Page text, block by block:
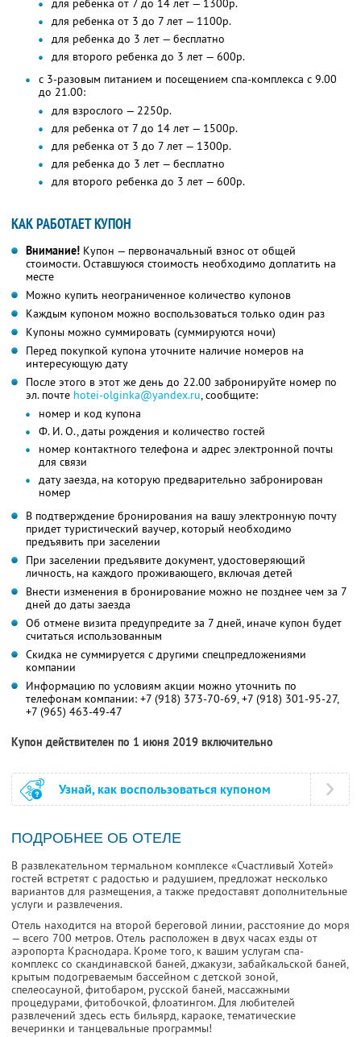
для ребенка от 7 до 14 лет — 1300р.
для ребенка от 3 до 7 лет — 1100р.
для ребенка до 3 лет — бесплатно
для второго ребенка до 3 лет — 600р.
с 3-разовым питанием и посещением спа-комплекса с 9.00
до 21.00:
для взрослого — 2250р.
для ребенка от 7 до 14 лет — 1500р.
для ребенка от 3 до 7 лет — 1300р.
для ребенка до 3 лет — бесплатно
для второго ребенка до 3 лет — 600р.
КАК РАБОТАЕТ КУПОН
Внимание! Купон — первоначальный взнос от общей
стоимости. Оставшуюся стоимость необходимо доплатить на
месте
Можно купить неограниченное количество купонов
Каждым купоном можно воспользоваться только один раз
Купоны можно суммировать (суммируются ночи)
Перед покупкой купона уточните наличие номеров на
интересующую дату
После этого в этот же день до 22.00 забронируйте номер по
эл. почте hotei-olginka@yandex.ru, сообщите:
номер и код купона
Ф. И. О., даты рождения и количество гостей
номер контактного телефона и адрес электронной почты
для связи
дату заезда, на которую предварительно забронирован
номер
В подтверждение бронирования на вашу электронную почту
придет туристический ваучер, который необходимо
предъявить при заселении
При заселении предъявите документ, удостоверяющий
личность, на каждого проживающего, включая детей
Внести изменения в бронирование можно не позднее чем за 7
дней до даты заезда
Об отмене визита предупредите за 7 дней, иначе купон будет
считаться использованным
Скидка не суммируется с другими спецпредложениями
компании
Информацию по условиям акции можно уточнить по
телефонам компании: +7 (918) 373-70-69,+7 (918) 301-95-27,
+7 (965) 463-49-47
Купон действителен по 1 июня 2019 включительно
Узнай, как воспользоваться купоном
ПОДРОБНЕЕ ОБ ОТЕЛЕ
В развлекательном термальном комплексе «Счастливый Хотей»
гостей встретят с радостью и радушием, предложат несколько
вариантов для размещения, а также предоставят дополнительные
услуги и развлечения.
Отель находится на второй береговой линии, расстояние до моря
— всего 700 метров. Отель расположен в двух часах езды от
аэропорта Краснодара. Кроме того, к вашим услугам спа-
комплекс со скандинавской баней, джакузи, забайкальской баней,
крытым подогреваемым бассейном с детской зоной,
спелеосауной, фитобаром, русской баней, массажными
процедурами, фитобочкой, флоатингом. Для любителей
развлечений здесь есть бильярд, караоке, тематические
вечеринки и танцевальные программы!